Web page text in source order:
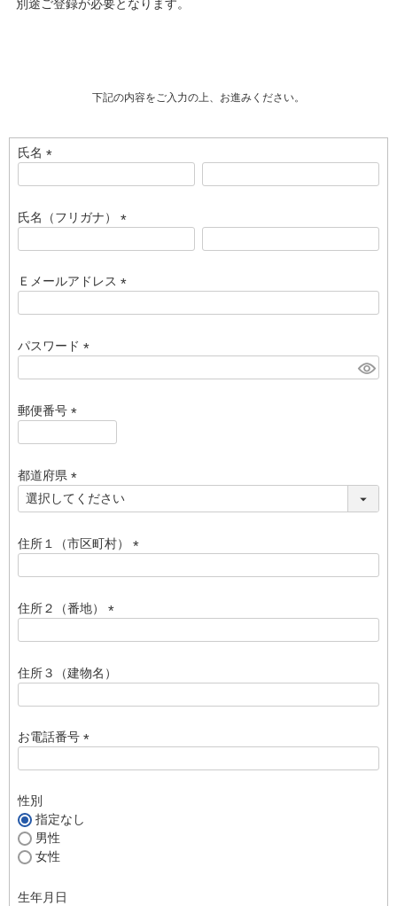
別途ご登録が必要となります。
下記の内容をご入力の上、お進みください。
氏名
須
)
氏名（フリガナ）
須
)
Ｅメールアドレス
)
パスワード
)
郵便番号
須
)
都道府県
(
必
須
)
住所１（市区町村）
)
住所２（番地）
須
)
住所３（建物名）
お電話番号
性別
指定なし
男性
女性
生年月日